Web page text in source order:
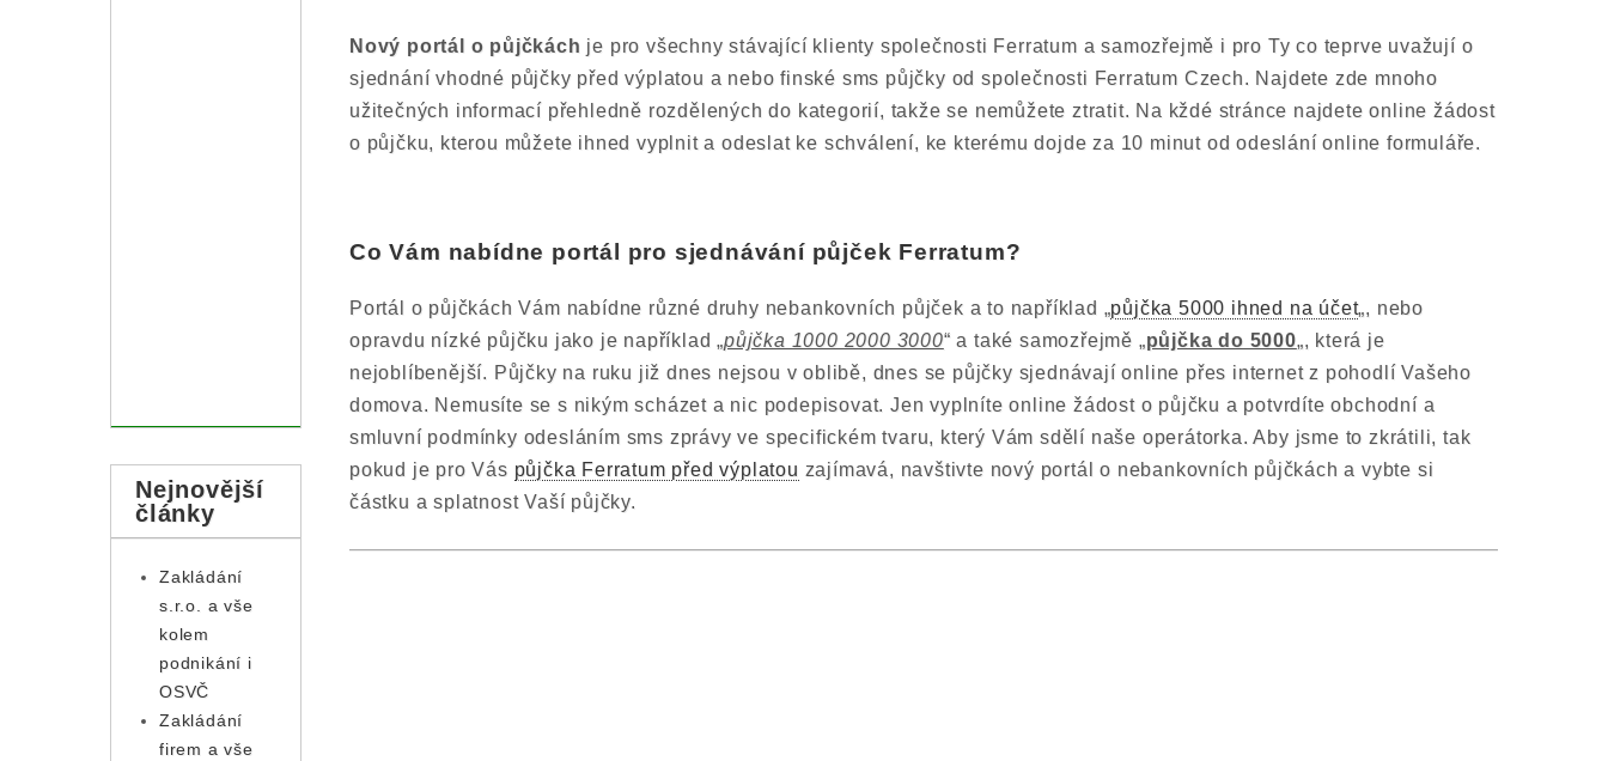
Nový portál o půjčkách je pro všechny stávající klienty společnosti Ferratum a samozřejmě i pro Ty co teprve uvažují o
sjednání vhodné půjčky před výplatou a nebo finské sms půjčky od společnosti Ferratum Czech. Najdete zde mnoho
užitečných informací přehledně rozdělených do kategorií, takže se nemůžete ztratit. Na kždé stránce najdete online žádost
o půjčku, kterou můžete ihned vyplnit a odeslat ke schválení, ke kterému dojde za 10 minut od odeslání online formuláře.
Co Vám nabídne portál pro sjednávání půjček Ferratum?
Portál o půjčkách Vám nabídne různé druhy nebankovních půjček a to například „půjčka 5000 ihned na účet„, nebo
opravdu nízké půjčku jako je například „půjčka 1000 2000 3000“ a také samozřejmě „půjčka do 5000„, která je
nejoblíbenější. Půjčky na ruku již dnes nejsou v oblibě, dnes se půjčky sjednávají online přes internet z pohodlí Vašeho
domova. Nemusíte se s nikým scházet a nic podepisovat. Jen vyplníte online žádost o půjčku a potvrdíte obchodní a
smluvní podmínky odesláním sms zprávy ve specifickém tvaru, který Vám sdělí naše operátorka. Aby jsme to zkrátili, tak
pokud je pro Vás půjčka Ferratum před výplatou zajímavá, navštivte nový portál o nebankovních půjčkách a vybte si
částku a splatnost Vaší půjčky.
Nejnovější
články
Zakládání
s.r.o. a vše
kolem
podnikání i
OSVČ
Zakládání
firem a vše